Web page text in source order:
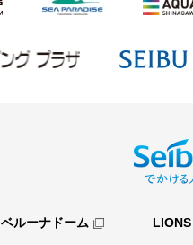
ベルーナドーム